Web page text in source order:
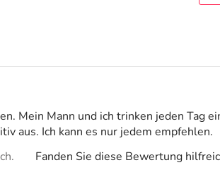
Mein Mann und ich trinken jeden Tag
aus. Ich kann es nur jedem empfehlen.
Fanden Sie diese Bewertung